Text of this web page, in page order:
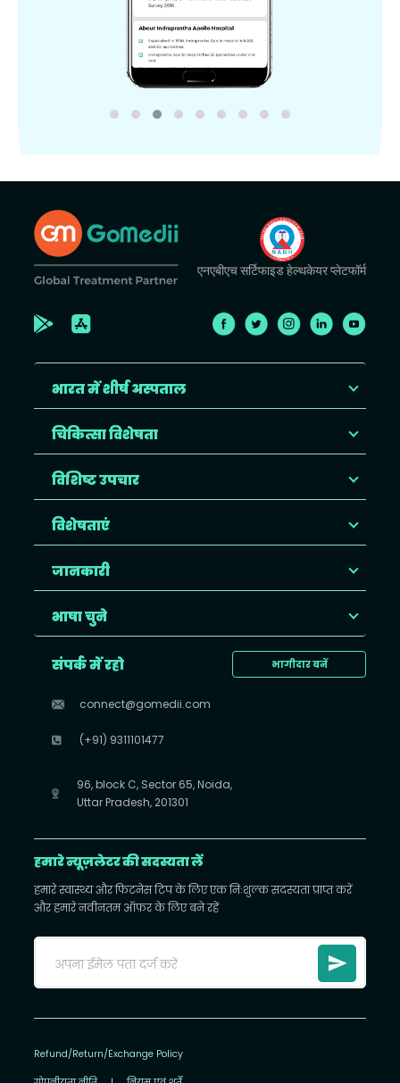
एनएबीएच सर्टिफाइड हेल्थकेयर प्लेटफॉर्म
भारत में शीर्ष अस्पताल
चिकित्सा विशेषता
विशिष्ट उपचार
विशेषताएं
जानकारी
भाषा चुने
भागीदार बनें
संपर्क में रहो
connect@gomedii.com
(+91) 9311101477
96, block C, Sector 65, Noida,
Uttar Pradesh, 201301
हमारे न्यूज़लेटर की सदस्यता लें
हमारे स्वास्थ्य और फिटनेस टिप के लिए एक निःशुल्क सदस्यता प्राप्त करें
और हमारे नवीनतम ऑफ़र के लिए बने रहें
Refund/Return/Exchange Policy